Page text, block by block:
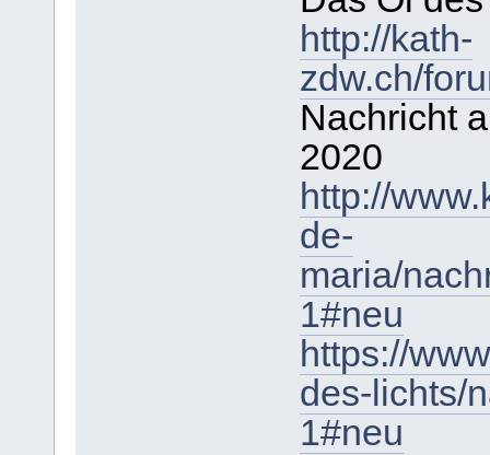
http://kath-
zdw.ch/
Nachricht
2020
http://
de-
maria/
1#neu
https://
des-lichts/
1#neu